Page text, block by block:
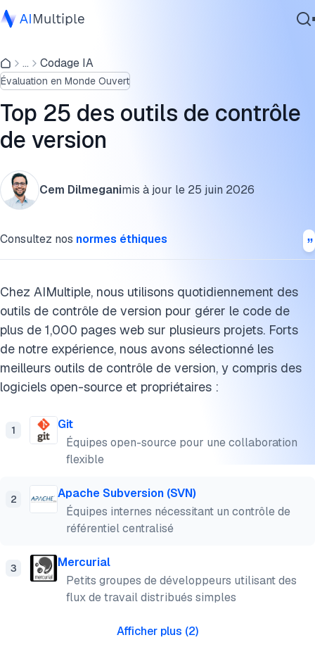
IA agentique
cybersécurité
Données
Logiciel d'entreprise
Services
... Codage IA
Évaluation en Monde Ouvert
Top 25 des outils de contrôle
de version
Cem Dilmeganimis à jour le 25 juin 2026
Consultez nos normes éthiques
Chez AIMultiple, nous utilisons quotidiennement des
outils de contrôle de version pour gérer le code de
plus de 1,000 pages web sur plusieurs projets. Forts
de notre expérience, nous avons sélectionné les
meilleurs outils de contrôle de version, y compris des
logiciels open-source et propriétaires :
1
Git
Équipes open-source pour une collaboration
flexible
2
Apache Subversion (SVN)
Équipes internes nécessitant un contrôle de
référentiel centralisé
3
Mercurial
Petits groupes de développeurs utilisant des
flux de travail distribués simples
Afficher plus (2)
Autres outils de contrôle de version
Pourquoi avez-vous besoin d'outils de contrôle de version
Citer cette recherche